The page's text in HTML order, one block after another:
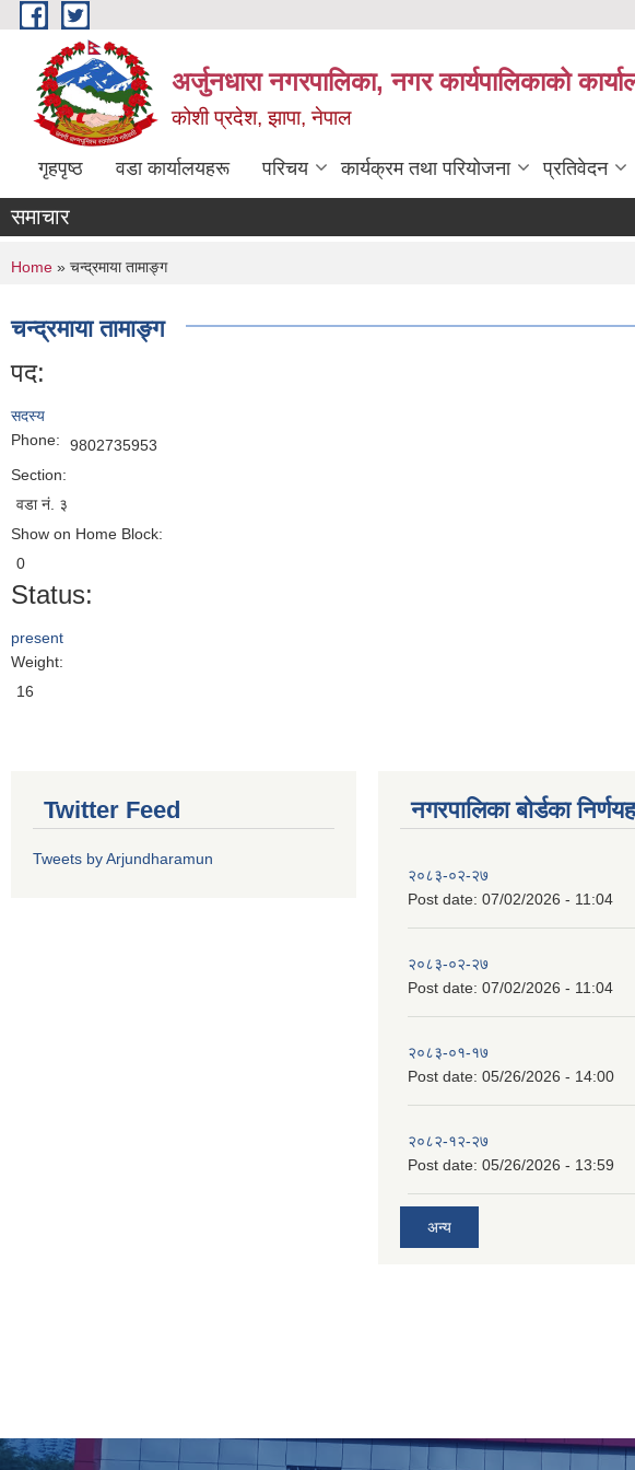
Skip to main content
अर्जुनधारा नगरपालिका, नगर कार्यपालिकाको
कोशी प्रदेश, झापा, नेपाल
गृहपृष्ठ वडा कार्यालयहरू परिचय कार्यक्रम तथा परियोजना प्रतिवेदन
समाचार
You are here
Home » चन्द्रमाया तामाङ्ग
चन्द्रमाया तामाङ्ग
पद:
सदस्य
Phone:
9802735953
Section:
वडा नं. ३
Show on Home Block:
0
Status:
present
Weight:
16
Twitter Feed
Tweets by Arjundharamun
नगरपालिका बाेर्डका
२०८३-०२-२७
Post date: 07/02/2026 - 11:04
२०८३-०२-२७
Post date: 07/02/2026 - 11:04
२०८३-०१-१७
Post date: 05/26/2026 - 14:00
२०८२-१२-२७
Post date: 05/26/2026 - 13:59
अन्य